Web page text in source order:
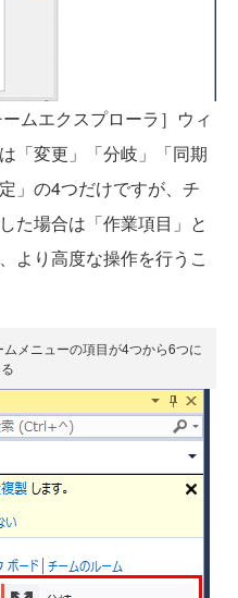
ムエクスプローラ］ウィ
「変更」「分岐」「同期
」の4つだけですが、チ
た場合は「作業項目」と
より高度な操作を行うこ
メニューの項目が4つから6つに